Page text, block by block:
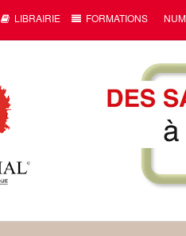
LIBRAIRIE FORMATIONS